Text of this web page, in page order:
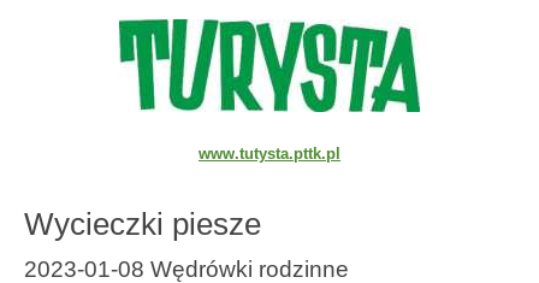
www.tutysta.pttk.pl
Wycieczki piesze
2023-01-08 Wędrówki rodzinne